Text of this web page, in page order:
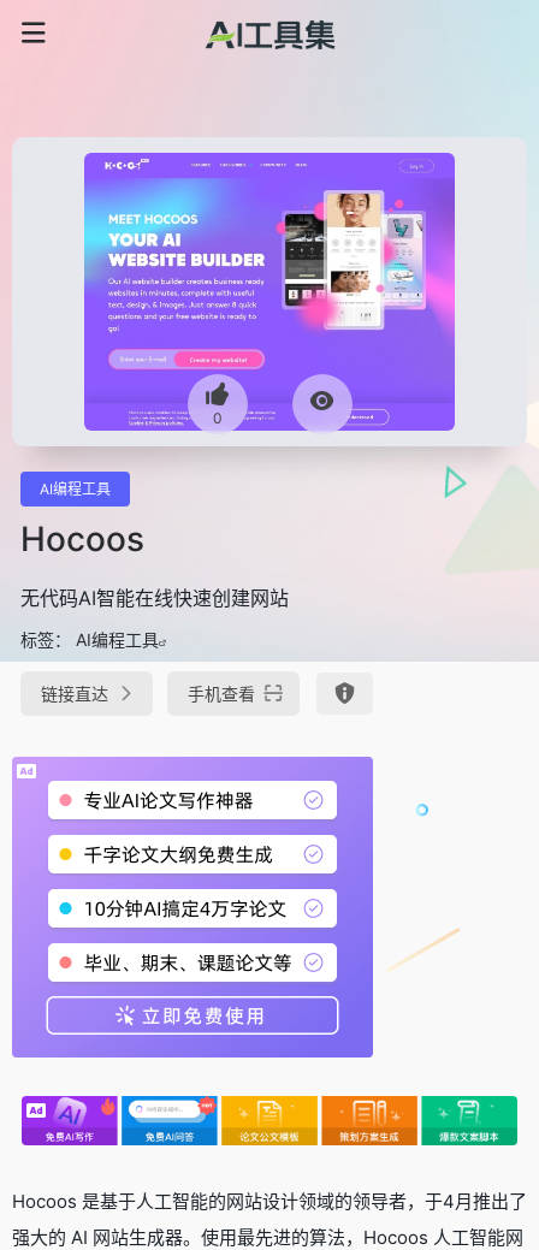
0
AI编程工具
Hocoos
无代码AI智能在线快速创建网站
标签： AI编程工具
链接直达 手机查看
Hocoos 是基于人工智能的网站设计领域的领导者，于4月推出了
强大的 AI 网站生成器。使用最先进的算法，Hocoos 人工智能网